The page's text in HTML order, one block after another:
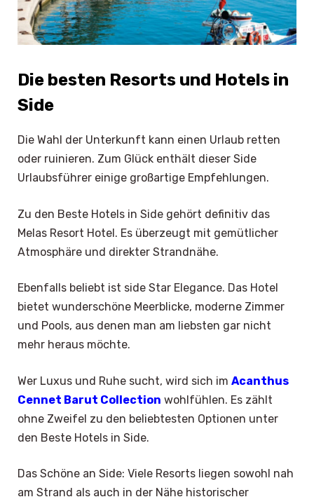
Die besten Resorts und Hotels in
Side
Die Wahl der Unterkunft kann einen Urlaub retten
oder ruinieren. Zum Glück enthält dieser Side
Urlaubsführer einige großartige Empfehlungen.
Zu den Beste Hotels in Side gehört definitiv das
Melas Resort Hotel. Es überzeugt mit gemütlicher
Atmosphäre und direkter Strandnähe.
Ebenfalls beliebt ist side Star Elegance. Das Hotel
bietet wunderschöne Meerblicke, moderne Zimmer
und Pools, aus denen man am liebsten gar nicht
mehr heraus möchte.
Wer Luxus und Ruhe sucht, wird sich im Acanthus
Cennet Barut Collection wohlfühlen. Es zählt
ohne Zweifel zu den beliebtesten Optionen unter
den Beste Hotels in Side.
Das Schöne an Side: Viele Resorts liegen sowohl nah
am Strand als auch in der Nähe historischer